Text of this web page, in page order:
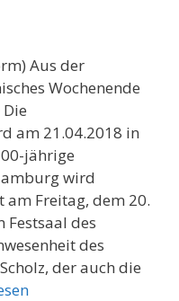
Aus der
Wochenende
am 21.04.2018 in
jährige
wird
am Freitag, dem 20.
des
des
der auch die